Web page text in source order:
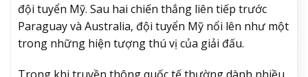
đội tuyển Mỹ. Sau hai chiến thắng liên tiếp trước
Paraguay và Australia, đội tuyển Mỹ nổi lên như một
trong những hiện tượng thú vị của giải đấu.